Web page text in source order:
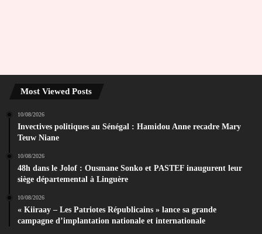
Most Viewed Posts
10/08/2026
Invectives politiques au Sénégal : Hamidou Anne recadre Mary
Teuw Niane
10/08/2026
48h dans le Jolof : Ousmane Sonko et PASTEF inaugurent leur
siège départemental à Linguère
10/08/2026
« Kiiraay – Les Patriotes Républicains » lance sa grande
campagne d’implantation nationale et internationale